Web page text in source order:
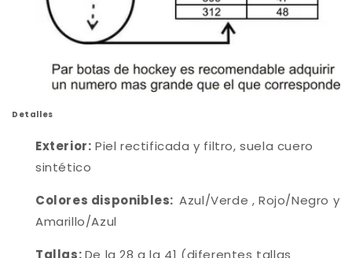
Detalles
Exterior: Piel rectificada y filtro, suela cuero
sintético
Colores disponibles: Azul/Verde , Rojo/Negro y
Amarillo/Azul
Tallas:De la 28 a la 41 (diferentes tallas